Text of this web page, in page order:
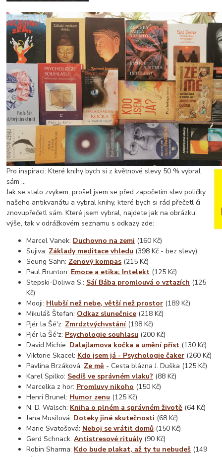
Pro inspiraci: Které knihy bych si z květnové slevy 50 % vybral
sám ...
Jak se stalo zvykem, prošel jsem se před započetím slev poličky
našeho antikvariátu a vybral knihy, které bych si rád přečetl či
znovupřečetl sám. Které jsem vybral, najdete jak na obrázku
výše, tak v odrážkovém seznamu s odkazy zde:
Marcel Vanek: Duchovno na zemi (160 Kč)
Sujiva: Základy meditace vhledu (398 Kč - bez slevy)
Seung Sahn: Zenový kompas (215 Kč)
Paul Brunton: Emoce a etika; Intelekt (125 Kč)
Stepski-Doliwa S.: Sáí Bába promlouvá o vztazích (125
Kč)
Mooji: Hlubší než nebe, větší než prostor (189 Kč)
Mikuláš Štefan: Odkaz slunečnice (218 Kč)
Pjér la Šé'z: Zmrdztvýchvstání(198 Kč)
Pjér la Šé'z: Psychologie souhlasu (200 Kč)
David Michie: Dalajlamova kočka a umění příst (130 Kč)
Viktorie Skacel: Kdo jsem já - Psychologie čaker (260 Kč)
Pavlína Brzáková: Ze mě - Cesta blázna J. Duška (125 Kč)
Karel Spilko: Sedíš ve správném vlaku? (88 Kč)
Marcelka z hor: Promluvy nikoho (150 Kč)
Henri Brunel: Humor zenu (125 Kč)
N. D. Walsch: Kniha o plném a správném životě (64 Kč)
Jana Musilová: Doteky jiné skutečnosti (68 Kč)
Marie Svatošová: Neboj se vrátit domů (150 Kč)
Gerd Schnack:Antistresové rituály(90 Kč)
Robin Sharma: Kdo bude plakat, až ty tu nebudeš (149